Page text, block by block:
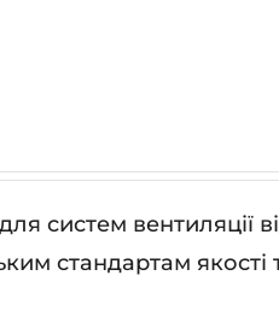
систем вентиляції
стандартам